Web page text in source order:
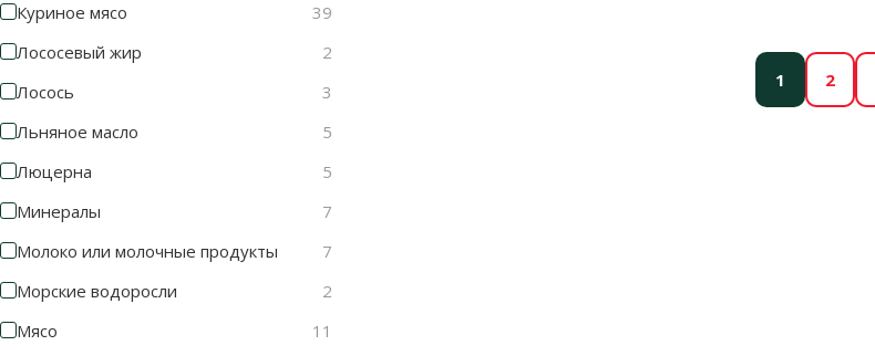
Куриное мясо
39
Лососевый жир
2
Лосось
3
Льняное масло
5
Люцерна
5
Минералы
7
Молоко или молочные продукты
7
Морские водоросли
2
Мясо
11
1 2